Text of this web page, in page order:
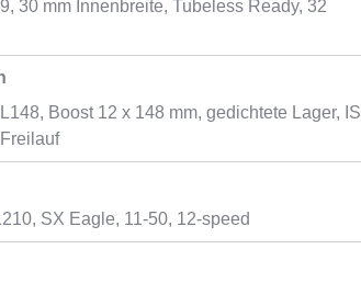
30 mm Innenbreite, Tubeless Ready, 32
Boost 12 x 148 mm, gedichtete Lager, IS
SX Eagle, 11-50, 12-speed